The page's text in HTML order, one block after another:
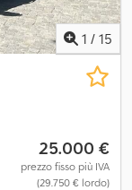
1 / 15
25.000 €
prezzo fisso più IVA
(29.750 € lordo)